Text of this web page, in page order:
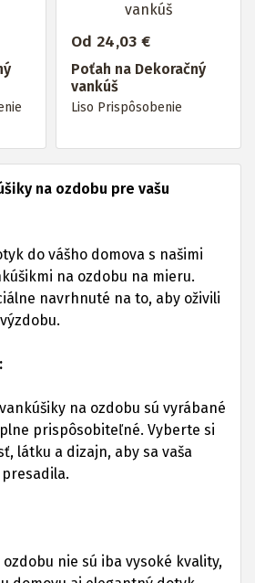
Od 24,03 €
Poťah na Dekoračný
vankúš
Liso Prispôsobenie
na ozdobu pre vašu
do vášho domova s našimi
na ozdobu na mieru.
navrhnuté na to, aby oživili
na ozdobu sú vyrábané
prispôsobiteľné. Vyberte si
látku a dizajn, aby sa vaša
ozdobu nie sú iba vysoké kvality,